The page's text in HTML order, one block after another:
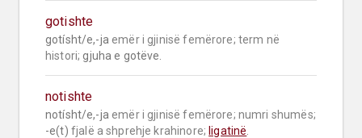
gotishte
gotísht/e,-ja emër i gjinisë femërore; term në
histori; gjuha e gotëve.
notishte
notísht/e,-ja emër i gjinisë femërore; numri shumës;
-e(t) fjalë a shprehje krahinore; ligatinë